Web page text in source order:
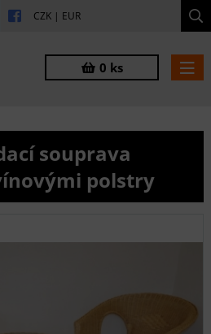
CZK | EUR
0 ks
souprava
polstry